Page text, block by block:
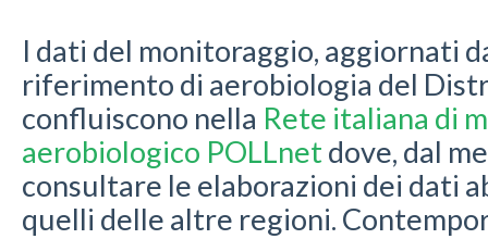
I dati del monitoraggio, aggiornati
riferimento di aerobiologia del
confluiscono nella Rete italiana di
aerobiologico POLLnetdove, dal
consultare le elaborazioni dei dati
quelli delle altre regioni.